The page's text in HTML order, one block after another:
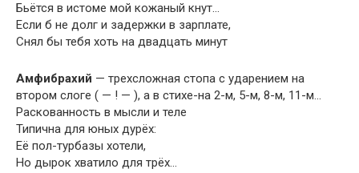
Бьётся в истоме мой кожаный кнут…
Если б не долг и задержки в зарплате,
Снял бы тебя хоть на двадцать минут
Амфибрахий — трехсложная стопа с ударением на
втором слоге ( — ! — ), а в стихе-на 2-м, 5-м, 8-м, 11-м…
Раскованность в мысли и теле
Типична для юных дурёх:
Её пол-турбазы хотели,
Но дырок хватило для трёх…